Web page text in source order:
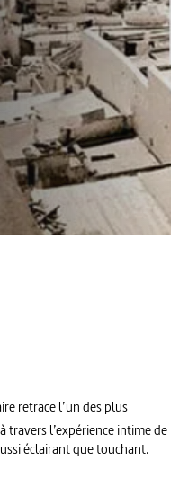
retrace l’un des plus
travers l’expérience intime de
éclairant que touchant.